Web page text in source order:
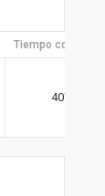
Tiempo completo
40′